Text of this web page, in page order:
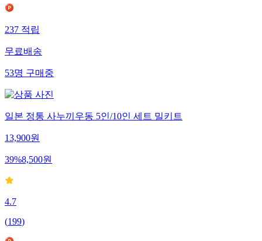
237 적립
무료배송
53명 구매중
일본 정통 사누끼우동 5인/10인 세트 밀키트
13,900원
39%8,500원
4.7
(199)